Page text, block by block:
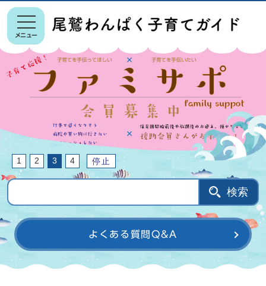
メニュー
1 2 3 4 停止
検索
よくある質問Q&A